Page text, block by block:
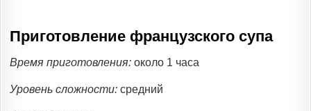
Приготовление французского супа
Время приготовления: около 1 часа
Уровень сложности: средний